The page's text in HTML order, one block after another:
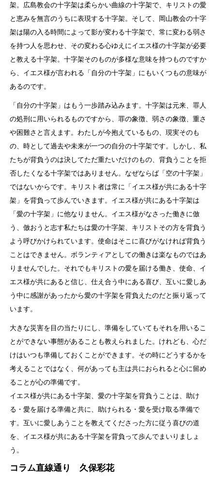
架。広島教会の十字架は柔らかい曲線の十字架で、キリストの愛
と恵みを無言のうちに表現する十字架。そして、岡山教会の十字
架は陽の入る時間によって影が変わる十字架で、常に変わる弱さ
を持つ人を思わせ、その変わる心ゆえにイエス様の十字架が必要
と教える十字架。十字架そのものが多様な意味を持つものですか
ら、イエス様が言われる「自分の十字架」にもいくつもの意味が
あるのです。
「自分の十字架」はもう一歩踏み込みます。十字架は元来、罪人
の処刑に用いられるものですから、罪の象徴、弱さの象徴、重さ
や困難さと言えます。わたしが今抱えているもの、現実そのも
の、時として過去や未来が一つの自分の十字架です。しかし、私
たちが背負うのは決してただ重たいだけのもの、背負うことを拒
否したくなる十字架ではありません。なぜならば「空の十字架」
ではないからです。キリスト者は常に「イエス様が共にある十字
架」を背負って歩んでいきます。イエス様が共にある十字架は
「愛の十字架」に他なりません。イエス様がなさった働きに倣
う、倣おうと志す私たちは愛の十字架、キリストその方を背負う
よう呼びかけられています。使命はそこに喜びがなければ背負う
ことはできません。ボランティアとしての働きは楽なものではあ
りませんでした。それでもキリストの愛を届ける働き、使命、イ
エス様が共にあると信じ、仕え合う中にある喜び、互いに愛しあ
う中に感謝があったから愛の十字架を背負えたのだと振り返って
います。
大きな災害を目の当たりにし、準備をしていてもそれを用いるこ
とができない事態があることも教えられました。けれども、心だ
けはいつも準備しておくことができます。その時にどうするかを
考えることではなく、何があっても主は共におられると心に留め
ることが心の準備です。
イエス様が共にある十字架、愛の十字架を背負うことは、助け
る・愛を届ける準備と共に、助けられる・愛を受け取る準備で
す。互いに愛しあうことを教えてくださった方に従う喜びの道
を、イエス様が共にある十字架を背負って歩んでまいりましょ
う。
コラム直線通り 久保彩花